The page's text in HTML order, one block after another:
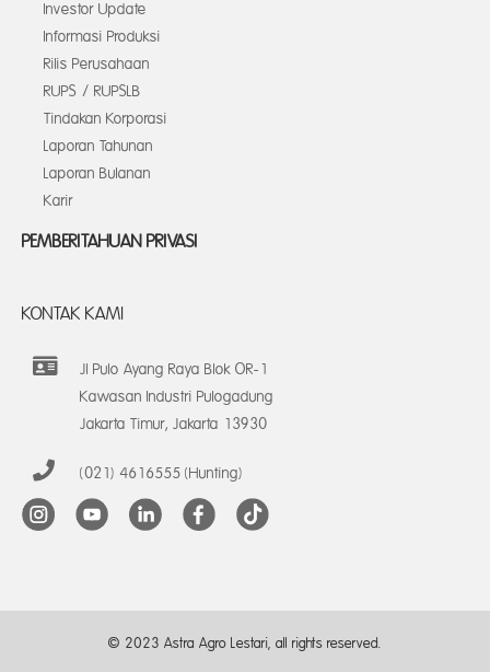
Investor Update
Informasi Produksi
Rilis Perusahaan
RUPS / RUPSLB
Tindakan Korporasi
Laporan Tahunan
Laporan Bulanan
Karir
PEMBERITAHUAN PRIVASI
KONTAK KAMI
Jl Pulo Ayang Raya Blok OR-1
Kawasan Industri Pulogadung
Jakarta Timur, Jakarta 13930
(021) 4616555 (Hunting)
© 2023 Astra Agro Lestari, all rights reserved.